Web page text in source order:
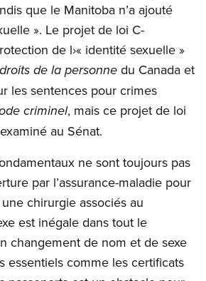
que le Manitoba n’a ajouté
». Le projet de loi C-
de l›« identité sexuelle »
de la personne du Canada et
les sentences pour crimes
criminel, mais ce projet de loi
au Sénat.
ne sont toujours pas
par l’assurance-maladie pour
chirurgie associés au
est inégale dans tout le
changement de nom et de sexe
essentiels comme les certificats